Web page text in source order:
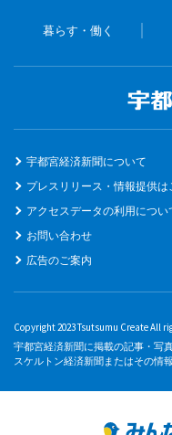
暮らす・働く
宇都宮経済新聞について
プレスリリース・情報提供は
アクセスデータの利用につい
お問い合わせ
広告のご案内
Copyright 2023 Tsutsumu Create All
宇都宮経済新聞に掲載の記事・写
スケルトン経済新聞またはその情